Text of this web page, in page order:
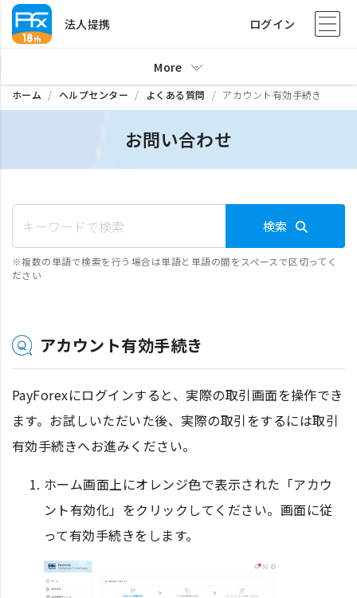
法人提携 ログイン
More
ホーム ヘルプセンター よくある質問 アカウント有効手続き
お問い合わせ
検索
※複数の単語で検索を行う場合は単語と単語の間をスペースで区切ってく
ださい
アカウント有効手続き
PayForexにログインすると、実際の取引画面を操作でき
ます。お試しいただいた後、実際の取引をするには取引
有効手続きへお進みください。
ホーム画面上にオレンジ色で表示された「アカウ
ント有効化」をクリックしてください。画面に従
って有効手続きをします。